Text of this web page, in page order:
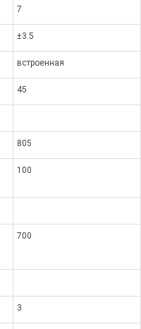
7
±3.5
встроенная
45
805
100
700
3